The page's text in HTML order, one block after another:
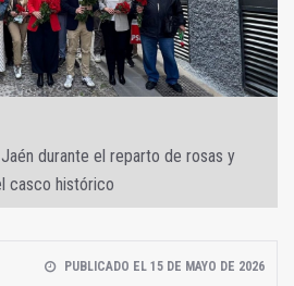
durante el reparto de rosas y
casco histórico
PUBLICADO EL 15 DE MAYO DE 2026